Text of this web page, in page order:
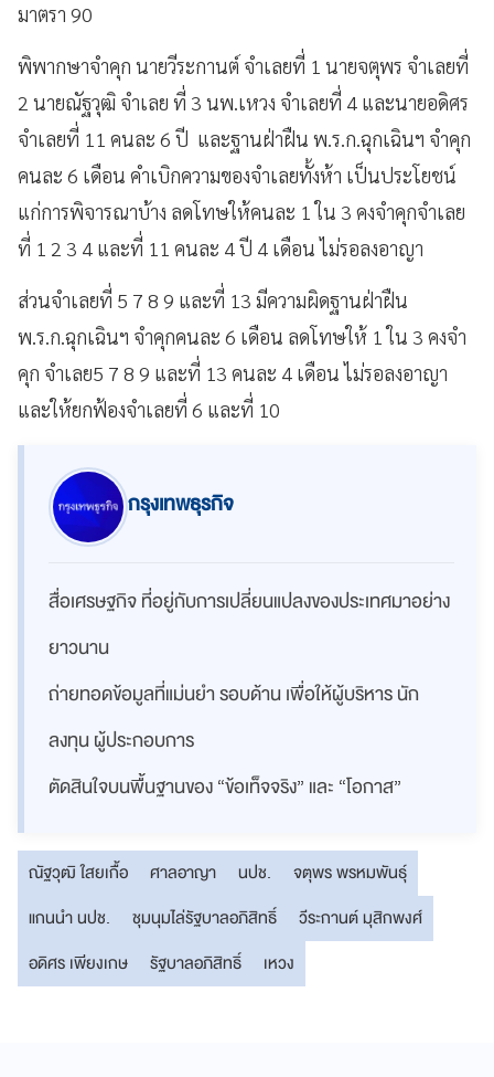
มาตรา 90
พิพากษาจำคุก นายวีระกานต์ จำเลยที่ 1 นายจตุพร จำเลยที่
2 นายณัฐวุฒิ จำเลย ที่ 3 นพ.เหวง จำเลยที่ 4 และนายอดิศร
จำเลยที่ 11 คนละ 6 ปี และฐานฝ่าฝืน พ.ร.ก.ฉุกเฉินฯ จำคุก
คนละ 6 เดือน คำเบิกความของจำเลยทั้งห้า เป็นประโยชน์
แก่การพิจารณาบ้าง ลดโทษให้คนละ 1 ใน 3 คงจำคุกจำเลย
ที่ 1 2 3 4 และที่ 11 คนละ 4 ปี 4 เดือน ไม่รอลงอาญา
ส่วนจำเลยที่ 5 7 8 9 และที่ 13 มีความผิดฐานฝ่าฝืน
พ.ร.ก.ฉุกเฉินฯ จำคุกคนละ 6 เดือน ลดโทษให้ 1 ใน 3 คงจำ
คุก จำเลย5 7 8 9 และที่ 13 คนละ 4 เดือน ไม่รอลงอาญา
และให้ยกฟ้องจำเลยที่ 6 และที่ 10
กรุงเทพธุรกิจ
สื่อเศรษฐกิจ ที่อยู่กับการเปลี่ยนแปลงของประเทศมาอย่าง
ยาวนาน
ถ่ายทอดข้อมูลที่แม่นยำ รอบด้าน เพื่อให้ผู้บริหาร นัก
ลงทุน ผู้ประกอบการ
ตัดสินใจบนพื้นฐานของ “ข้อเท็จจริง” และ “โอกาส”
ณัฐวุฒิ ใสยเกื้อ ศาลอาญา นปช.
จตุพร พรหมพันธุ์
แกนนำ นปช.
ชุมนุมไล่รัฐบาลอภิสิทธิ์
วีระกานต์ มุสิกพงศ์
อดิศร เพียงเกษ
รัฐบาลอภิสิทธิ์ เหวง